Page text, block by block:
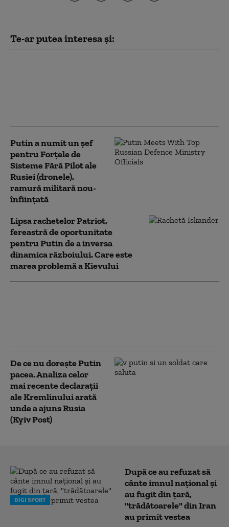
Te-ar putea interesa și:
Putin a numit un șef
pentru Forțele de
Sisteme Fără Pilot ale
Rusiei (dronele),
ramură militară nou-
înființată
Lipsa rachetelor Patriot,
fereastră de oportunitate
pentru Putin de a inversa
dinamica războiului. Care este
marea problemă a Kievului
De ce nu dorește Putin
pacea. Analiza celor
mai recente declarații
ale Kremlinului arată
unde a ajuns Rusia
(Kyiv Post)
DIGI SPORT
După ce au refuzat să
cânte imnul naţional şi
au fugit din ţară,
"trădătoarele" din Iran
au primit vestea